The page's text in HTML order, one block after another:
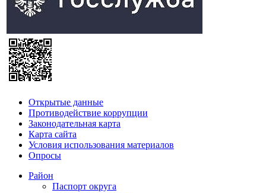
Открытые данные
Противодействие коррупции
Законодательная карта
Карта сайта
Условия использования материалов
Опросы
Район
Паспорт округа